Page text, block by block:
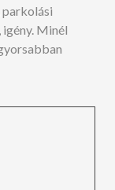
parkolási
Minél